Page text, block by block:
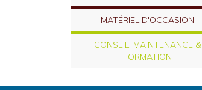
MATÉRIEL D'OCCASION
CONSEIL, MAINTENANCE &
FORMATION